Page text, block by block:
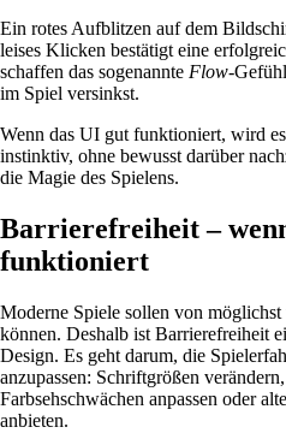
Ein rotes Aufblitzen auf dem
leises Klicken bestätigt eine
schaffen das sogenannte Flow-
im Spiel versinkst.
Wenn das UI gut funktioniert, wird
instinktiv, ohne bewusst darüber
die Magie des Spielens.
Barrierefreiheit –
funktioniert
Moderne Spiele sollen von
können. Deshalb ist Barrierefreiheit
Design. Es geht darum, die
anzupassen: Schriftgrößen
Farbsehschwächen anpassen oder
anbieten.